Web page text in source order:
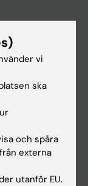
vi
ska
och spåra
externa
utanför EU.